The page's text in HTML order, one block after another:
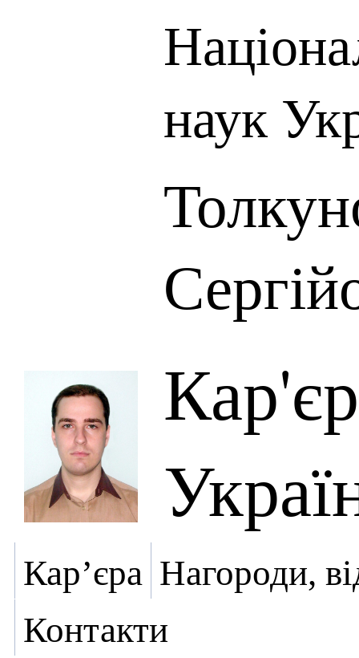
наук
Кар’єра Нагороди,
Контакти